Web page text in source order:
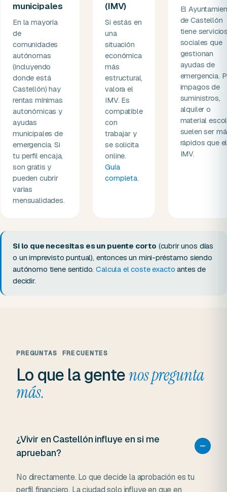
municipales
En la mayoría
de
comunidades
autónomas
(incluyendo
donde está
Castellón) hay
rentas mínimas
autonómicas y
ayudas
municipales de
emergencia. Si
tu perfil encaja,
son gratis y
pueden cubrir
varias
mensualidades.
(IMV)
Si estás en
una
situación
económica
más
estructural,
valora el
IMV. Es
compatible
con
trabajar y
se solicita
online.
Guía
completa.
El
de Castellón
tiene
sociales que
gestionan
ayudas de
emergencia.
impagos de
suministros,
alquiler o
material
suelen ser
rápidos que el
IMV.
Si lo que necesitas es un puente corto (cubrir unos días
o un imprevisto puntual), entonces un mini-préstamo siendo
autónomo tiene sentido.Calcula el coste exacto antes de
decidir.
PREGUNTAS FRECUENTES
Lo que la gentenos pregunta
más.
¿Vivir en Castellón influye en si me
aprueban?
No directamente. Lo que decide la aprobación es tu